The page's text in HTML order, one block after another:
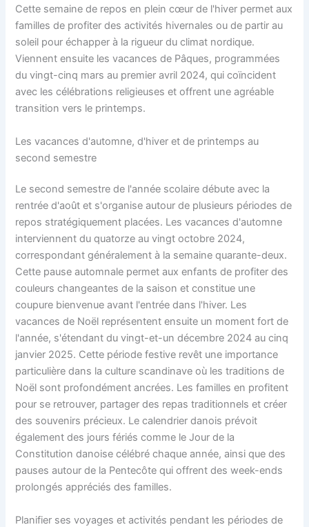
Cette semaine de repos en plein cœur de l'hiver permet aux
familles de profiter des activités hivernales ou de partir au
soleil pour échapper à la rigueur du climat nordique.
Viennent ensuite les vacances de Pâques, programmées
du vingt-cinq mars au premier avril 2024, qui coïncident
avec les célébrations religieuses et offrent une agréable
transition vers le printemps.
Les vacances d'automne, d'hiver et de printemps au
second semestre
Le second semestre de l'année scolaire débute avec la
rentrée d'août et s'organise autour de plusieurs périodes de
repos stratégiquement placées. Les vacances d'automne
interviennent du quatorze au vingt octobre 2024,
correspondant généralement à la semaine quarante-deux.
Cette pause automnale permet aux enfants de profiter des
couleurs changeantes de la saison et constitue une
coupure bienvenue avant l'entrée dans l'hiver. Les
vacances de Noël représentent ensuite un moment fort de
l'année, s'étendant du vingt-et-un décembre 2024 au cinq
janvier 2025. Cette période festive revêt une importance
particulière dans la culture scandinave où les traditions de
Noël sont profondément ancrées. Les familles en profitent
pour se retrouver, partager des repas traditionnels et créer
des souvenirs précieux. Le calendrier danois prévoit
également des jours fériés comme le Jour de la
Constitution danoise célébré chaque année, ainsi que des
pauses autour de la Pentecôte qui offrent des week-ends
prolongés appréciés des familles.
Planifier ses voyages et activités pendant les périodes de